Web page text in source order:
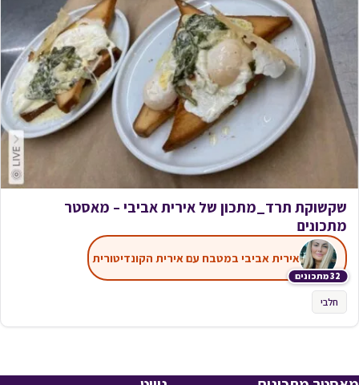
שקשוקת תרד_מתכון של אירית אביבי – מאסטר
מתכונים
32 מתכונים
אירית אביבי במטבח עם אירית הקונדיטורית
חלבי